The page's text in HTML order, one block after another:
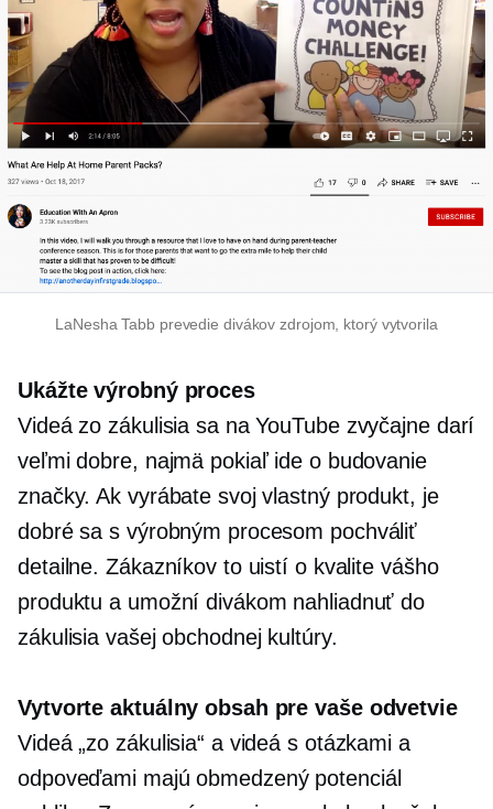
LaNesha Tabb prevedie divákov zdrojom, ktorý vytvorila
Ukážte výrobný proces
Videá zo zákulisia sa na YouTube zvyčajne darí
veľmi dobre, najmä pokiaľ ide o budovanie
značky. Ak vyrábate svoj vlastný produkt, je
dobré sa s výrobným procesom pochváliť
detailne. Zákazníkov to uistí o kvalite vášho
produktu a umožní divákom nahliadnuť do
zákulisia vašej obchodnej kultúry.
Vytvorte aktuálny obsah pre vaše odvetvie
Videá „zo zákulisia“ a videá s otázkami a
odpoveďami majú obmedzený potenciál